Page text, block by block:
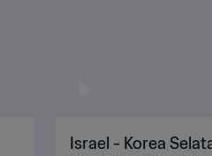
Israel - Korea